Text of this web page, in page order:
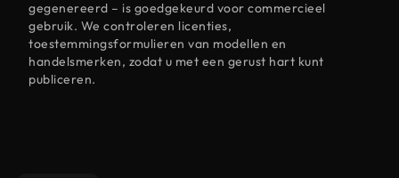
gegenereerd – is goedgekeurd voor commercieel
gebruik. We controleren licenties,
toestemmingsformulieren van modellen en
handelsmerken, zodat u met een gerust hart kunt
publiceren.